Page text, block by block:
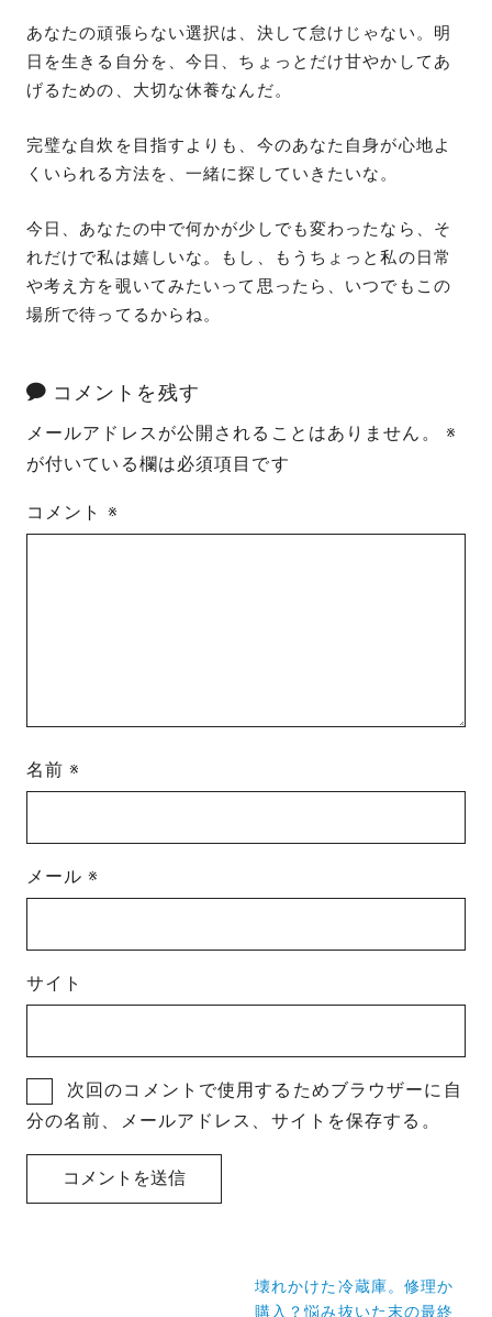
あなたの頑張らない選択は、決して怠けじゃない。明
日を生きる自分を、今日、ちょっとだけ甘やかしてあ
げるための、大切な休養なんだ。
完璧な自炊を目指すよりも、今のあなた自身が心地よ
くいられる方法を、一緒に探していきたいな。
今日、あなたの中で何かが少しでも変わったなら、そ
れだけで私は嬉しいな。もし、もうちょっと私の日常
や考え方を覗いてみたいって思ったら、いつでもこの
場所で待ってるからね。
コメントを残す
メールアドレスが公開されることはありません。
※
が付いている欄は必須項目です
コメント ※
名前※
メール※
サイト
次回のコメントで使用するためブラウザーに自
分の名前、メールアドレス、サイトを保存する。
壊れかけた冷蔵庫。修理か
購入？悩み抜いた末の最終